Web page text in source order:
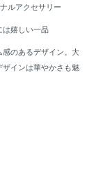
ルアクセサリー
は嬉しい一品
感のあるデザイン。大
インは華やかさも魅